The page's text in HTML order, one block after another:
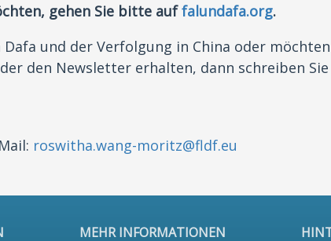
gehen Sie bitte auffalundafa.org.
Dafa und der Verfolgung in China oder
den Newsletter erhalten, dann schreiben Sie
roswitha.wang-moritz@fldf.eu
MEHR INFORMATIONEN